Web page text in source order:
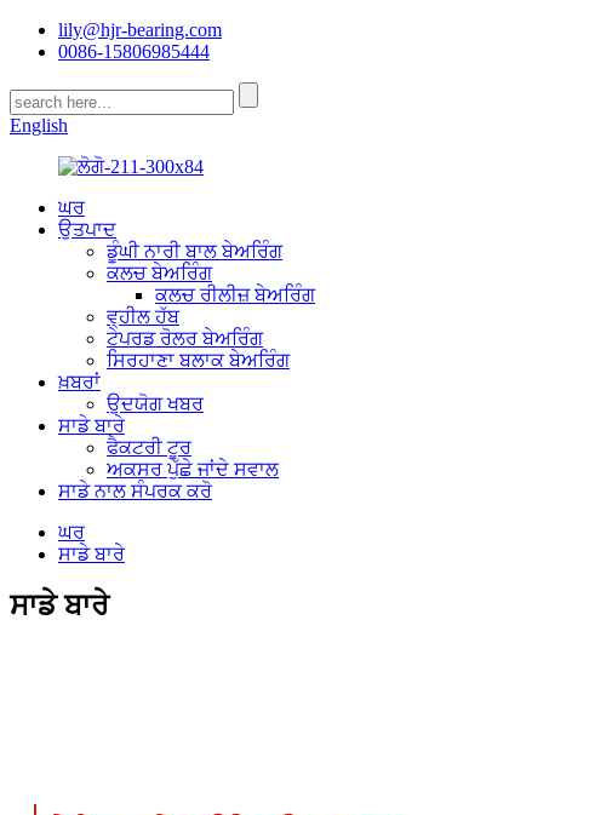
lily@hjr-bearing.com
0086-15806985444
English
ਘਰ
ਉਤਪਾਦ
ਡੂੰਘੀ ਨਾਰੀ ਬਾਲ ਬੇਅਰਿੰਗ
ਕਲਚ ਬੇਅਰਿੰਗ
ਕਲਚ ਰੀਲੀਜ਼ ਬੇਅਰਿੰਗ
ਵ੍ਹੀਲ ਹੱਬ
ਟੇਪਰਡ ਰੋਲਰ ਬੇਅਰਿੰਗ
ਸਿਰਹਾਣਾ ਬਲਾਕ ਬੇਅਰਿੰਗ
ਖ਼ਬਰਾਂ
ਉਦਯੋਗ ਖਬਰ
ਸਾਡੇ ਬਾਰੇ
ਫੈਕਟਰੀ ਟੂਰ
ਅਕਸਰ ਪੁੱਛੇ ਜਾਂਦੇ ਸਵਾਲ
ਸਾਡੇ ਨਾਲ ਸੰਪਰਕ ਕਰੋ
ਘਰ
ਸਾਡੇ ਬਾਰੇ
ਸਾਡੇ ਬਾਰੇ